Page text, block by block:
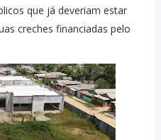
que já deveriam estar
creches financiadas pelo